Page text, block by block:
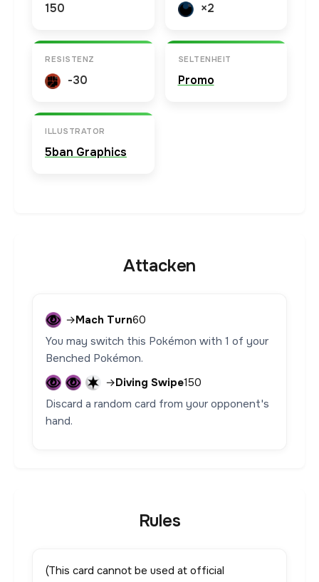
150 ×2
RESISTENZ
-30
SELTENHEIT
Promo
ILLUSTRATOR
5ban Graphics
Attacken
→Mach Turn60
You may switch this Pokémon with 1 of your
Benched Pokémon.
→Diving Swipe150
Discard a random card from your opponent's
hand.
Rules
(This card cannot be used at official